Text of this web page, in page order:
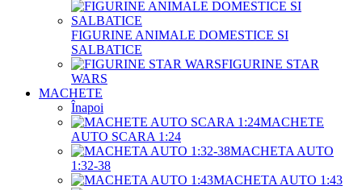
FIGURINE ANIMALE DOMESTICE SI
SALBATICE
FIGURINE STAR
WARS
MACHETE
Înapoi
MACHETE
AUTO SCARA 1:24
MACHETA AUTO
1:32-38
MACHETA AUTO 1:43